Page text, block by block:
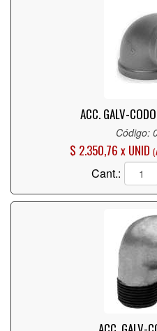
ACC. GALV-
Código:
$ 2.350,76 x UNID
Cant.: